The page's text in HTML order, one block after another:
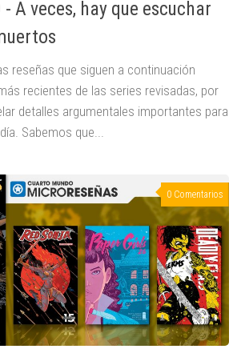
A veces, hay que escuchar
reseñas que siguen a continuación
recientes de las series revisadas, por
detalles argumentales importantes para
Sabemos que...
0 Comentarios